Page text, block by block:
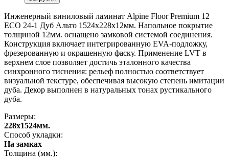
Инженерный виниловый ламинат Alpine Floor Premium 12
ECO 24-1 Дуб Альто 1524х228х12мм. Напольное покрытие
толщиной 12мм. оснащено замковой системой соединения.
Конструкция включает интегрированную EVA-подложку,
фрезерованную и окрашенную фаску. Применение LVT в
верхнем слое позволяет достичь эталонного качества
синхронного тиснения: рельеф полностью соответствует
визуальной текстуре, обеспечивая высокую степень имитации
дуба. Декор выполнен в натуральных тонах рустикального
дуба.
Размеры:
228x1524мм.
Способ укладки:
На замках
Толщина (мм.):